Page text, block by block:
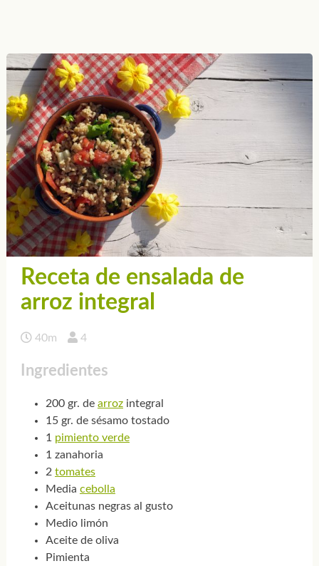
Receta de ensalada de
arroz integral
40m 4
Ingredientes
200 gr. de arrozintegral
15 gr. de sésamo tostado
1 pimiento verde
1 zanahoria
2 tomates
Media cebolla
Aceitunas negras al gusto
Medio limón
Aceite de oliva
Pimienta